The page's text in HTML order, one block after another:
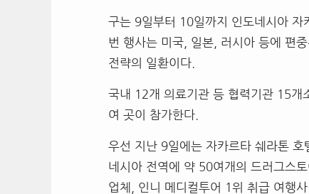
구는 9일부터 10일까지 인도네시아 자
번 행사는 미국
일본
러시아 등에 편
전략의 일환이다
국내 12개 의료기관 등 협력기관 15개
여 곳이 참가한다
우선 지난 9일에는 자카르타 쉐라톤
네시아 전역에 약 50여개의 드러그스
업체
인니 메디컬투어 1 위 취급 여행사